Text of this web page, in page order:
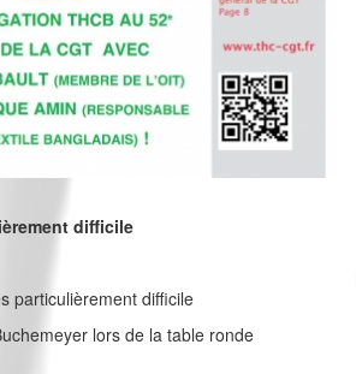
difficile
particulièrement difficile
lors de la table ronde